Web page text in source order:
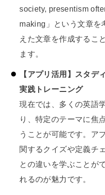
society, presentism
making」という文章を
えた文章を作成するこ
ます。
【アプリ活用】スタデ
実践トレーニング
現在では、多くの英語
り、特定のテーマに焦
うことが可能です。ア
関するクイズや定義チ
との違いを学ぶことが
れるのが魅力です。